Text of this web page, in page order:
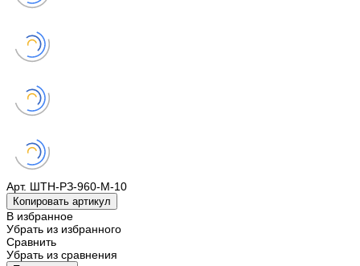
Арт. ШТН-РЗ-960-М-10
Копировать артикул
В избранное
Убрать из избранного
Сравнить
Убрать из сравнения